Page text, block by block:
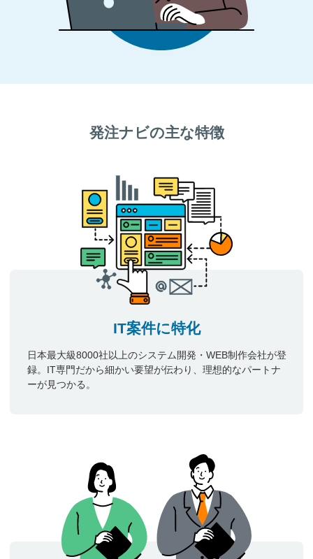
発注ナビの主な特徴
IT案件に特化
日本最大級8000社以上のシステム開発・WEB制作会社が登
録。IT専門だから細かい要望が伝わり、理想的なパートナ
ーが見つかる。